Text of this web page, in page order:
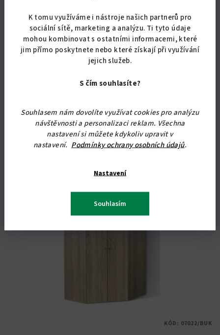
K tomu využíváme i nástroje našich partnerů pro
sociální sítě, marketing a analýzu. Ti tyto údaje
mohou kombinovat s ostatními informacemi, které
jim přímo poskytnete nebo které získají při využívání
jejich služeb.
S čím souhlasíte?
Souhlasem nám dovolíte využívat cookies pro analýzu
návštěvnosti a personalizaci reklam. Všechna
nastavení si můžete kdykoliv upravit v
nastavení. Podmínky ochrany osobních údajů.
Nastavení
Souhlasím
Šatní skříň Alfa 18
5 743,80 Kč bez DPH
6 950 Kč
Skladem(12 ks)
hodnocení
5,0
z
5
hvězdiček.
Vysoká šatní skříň s policemi o rozměru 180 x 80 x 52 cm (v x š x
hl). Velký výběr barev. Doprava zdarma.
KÓD: 07022/BUK